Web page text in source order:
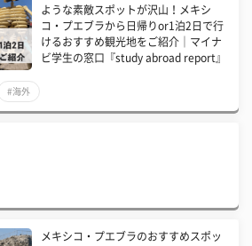
ような素敵スポットが沢山！メキシ
コ・プエブラから日帰りor1泊2日で行
けるおすすめ観光地をご紹介｜マイナ
ビ学生の窓口『study abroad report』
#海外
メキシコ・プエブラのおすすめスポッ